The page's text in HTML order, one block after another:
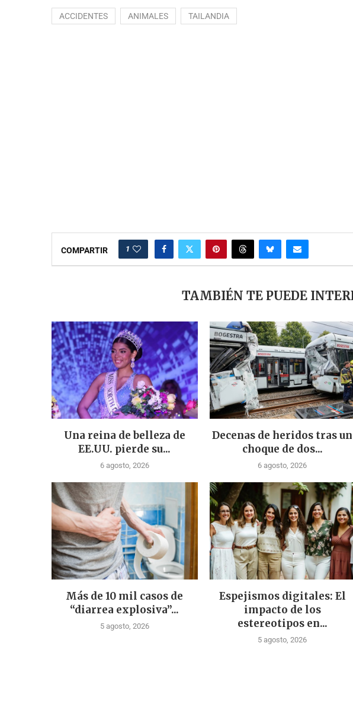
ACCIDENTES ANIMALES TAILANDIA
COMPARTIR 1
TAMBIÉN TE PUEDE
Una reina de belleza de
EE.UU. pierde su...
6 agosto, 2026
Decenas de heridos tras un
choque de dos...
6 agosto, 2026
Más de 10 mil casos de
“diarrea explosiva”...
5 agosto, 2026
Espejismos digitales: El
impacto de los
estereotipos en...
5 agosto, 2026